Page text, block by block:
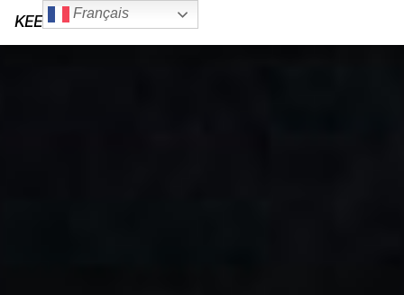
KEEP YOUR WINGS
Français